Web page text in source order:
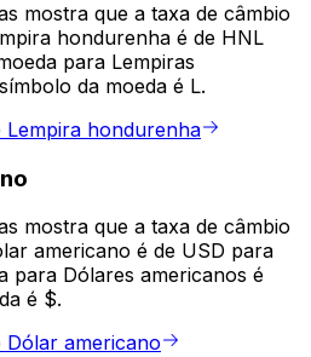
mostra que a taxa de câmbio
hondurenha é de HNL
para Lempiras
da moeda é L.
hondurenha
mostra que a taxa de câmbio
americano é de USD para
para Dólares americanos é
é $.
americano